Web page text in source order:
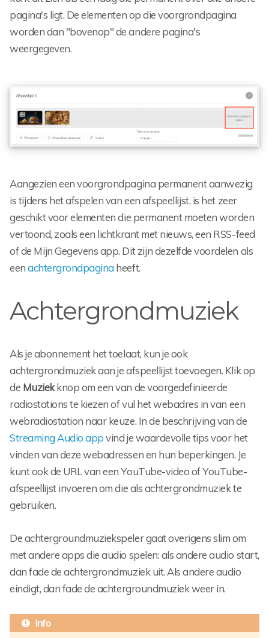
pagina's ligt. De elementen op die voorgrondpagina
worden dan "bovenop" de andere pagina's
weergegeven.
Aangezien een voorgrondpagina permanent aanwezig
is tijdens het afspelen van een afspeellijst, is het zeer
geschikt voor elementen die permanent moeten worden
vertoond, zoals een lichtkrant met nieuws, een RSS-feed
of de Mijn Gegevens app. Dit zijn dezelfde voordelen als
eenachtergrondpagina heeft.
Achtergrondmuziek
Als je abonnement het toelaat, kun je ook
achtergrondmuziek aan je afspeellijst toevoegen. Klik op
de Muziekknop om een van de voorgedefinieerde
radiostations te kiezen of vul het webadres in van een
webradiostation naar keuze. In de beschrijving van de
Streaming Audio appvind je waardevolle tips voor het
vinden van deze webadressen en hun beperkingen. Je
kunt ook de URL van een YouTube-video of YouTube-
afspeellijst invoeren om die als achtergrondmuziek te
gebruiken.
De achtergroundmuziekspeler gaat overigens slim om
met andere apps die audio spelen: als andere audio start,
dan fade de achtergrondmuziek uit. Als andere audio
eindigt, dan fade de achtergroundmuziek weer in.